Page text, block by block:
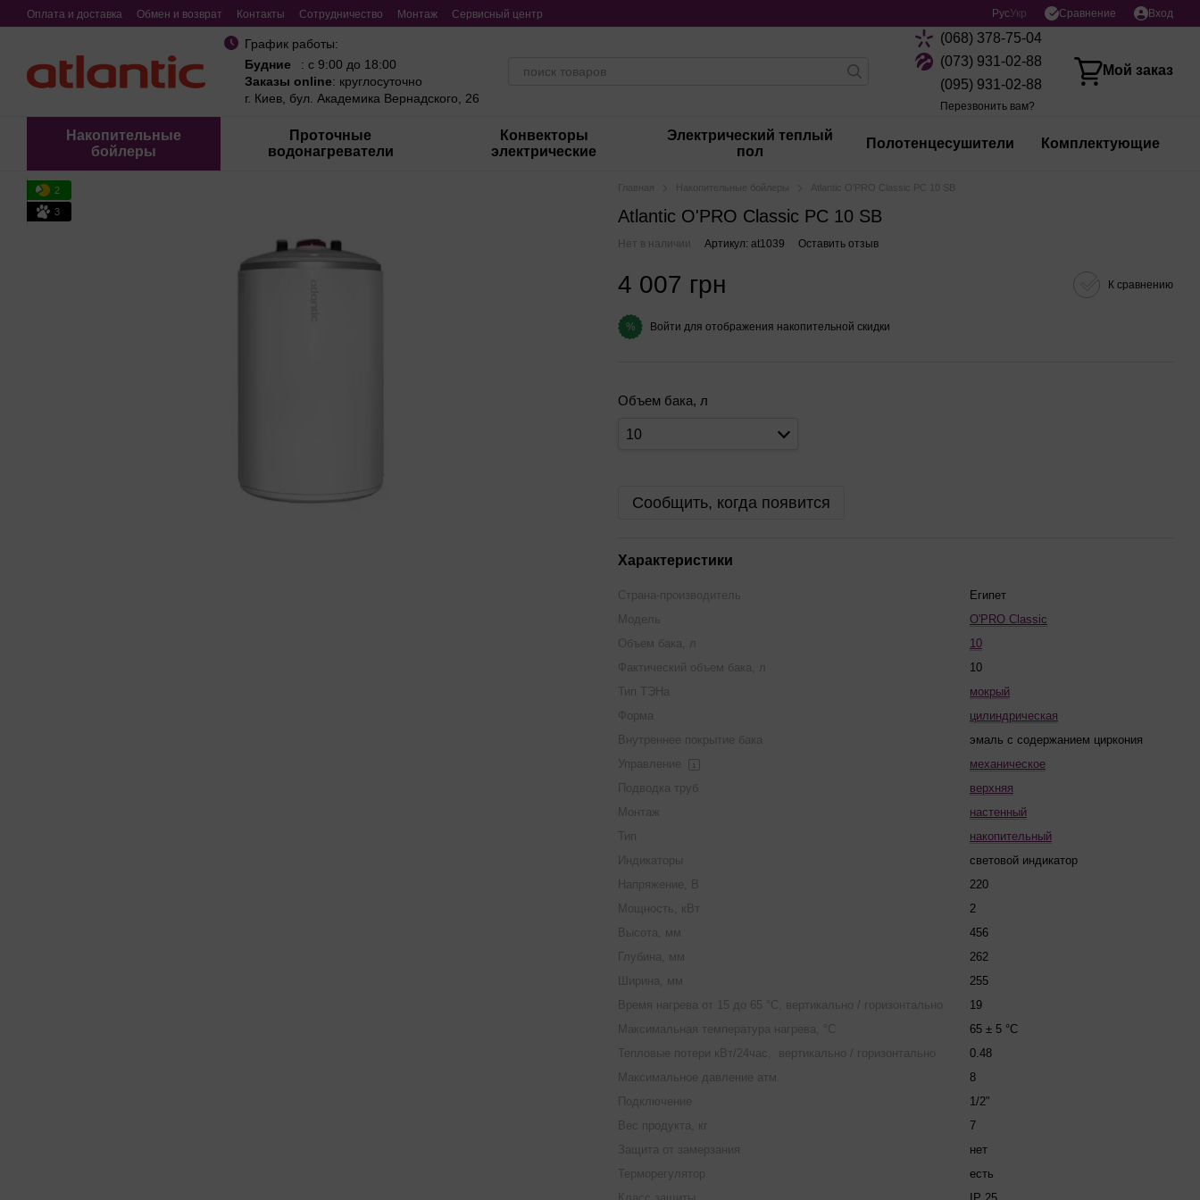
Перейти к основному контенту
Оплата и доставка Обмен и возврат Контакты Сотрудничество Монтаж Сервисный центр РусУкр Сравнение Вход
График работы:
Будние
: с 9:00 до 18:00
Заказы online: круглосуточно
г. Киев, бул. Академика Вернадского, 26
(068) 378-75-04
(073) 931-02-88
(095) 931-02-88
Перезвонить вам?
Мой заказ
Накопительные
бойлеры
Проточные
водонагреватели
Конвекторы
электрические
Электрический теплый
пол
Полотенцесушители Комплектующие
2
3
Главная Накопительные бойлеры Atlantic O'PRO Classic PC 10 SB
Atlantic O'PRO Classic PC 10 SB
Нет в наличии Артикул: at1039 Оставить отзыв
4 007 грн К сравнению
% Войти для отображения накопительной скидки
Объем бака, л
10
Сообщить, когда появится
Характеристики
Страна-производитель
Египет
Модель
O'PRO Classic
Объем бака, л
10
Фактический объем бака, л
10
Тип ТЭНа
мокрый
Форма
цилиндрическая
Внутреннее покрытие бака
эмаль с содержанием циркония
Управление
механическое
Подводка труб
верхняя
Монтаж
настенный
Тип
накопительный
Индикаторы
световой индикатор
Напряжение, В
220
Мощность, кВт
2
Высота, мм
456
Глубина, мм
262
Ширина, мм
255
Время нагрева от 15 до 65 °С, вертикально / горизонтально
19
Максимальная температура нагрева, °С
65 ± 5 °C
Тепловые потери кВт/24час, вертикально / горизонтально
0.48
Максимальное давление атм.
8
Подключение
1/2"
Вес продукта, кг
7
Защита от замерзания
нет
Терморегулятор
есть